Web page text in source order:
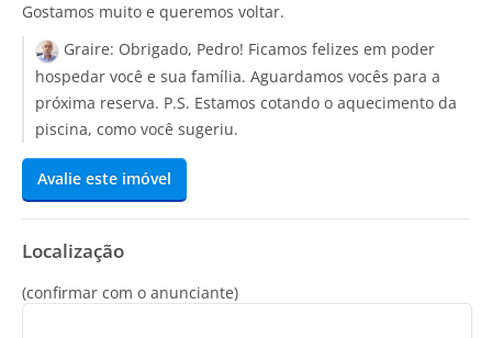
Gostamos muito e queremos voltar.
Graire: Obrigado, Pedro! Ficamos felizes em poder
hospedar você e sua família. Aguardamos vocês para a
próxima reserva. P.S. Estamos cotando o aquecimento da
piscina, como você sugeriu.
Avalie este imóvel
Localização
(confirmar com o anunciante)